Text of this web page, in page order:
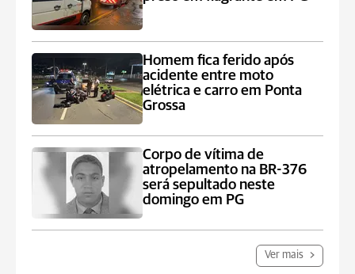
Homem fica ferido após
acidente entre moto
elétrica e carro em Ponta
Grossa
Corpo de vítima de
atropelamento na BR-376
será sepultado neste
domingo em PG
Ver mais